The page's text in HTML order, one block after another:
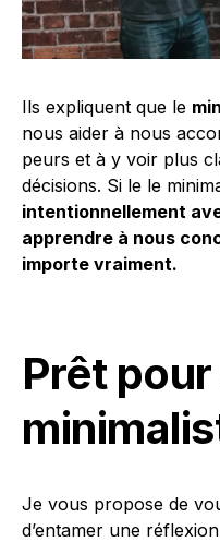
Ils expliquent que le
nous aider à nous
peurs et à y voir plus
décisions. Si le le
intentionnellement
apprendre à nous
importe vraiment.
Prêt
Je vous propose de
d’entamer une